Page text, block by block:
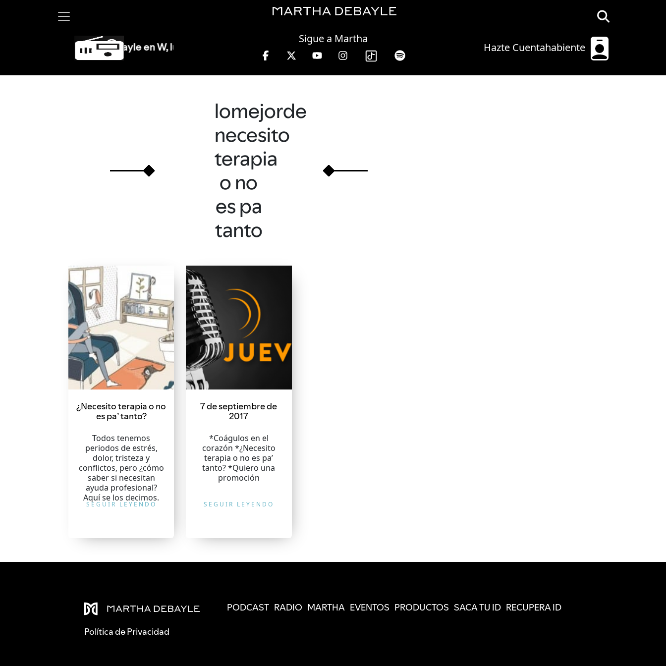
Hazte Cuentahabiente
Sigue a Martha
Martha Debayle en W, lunes a viernes de 10 a 13 hrs.
lomejorde
necesito
terapia
o no
es pa
tanto
¿Necesito terapia o no
es pa’ tanto?
Todos tenemos
periodos de estrés,
dolor, tristeza y
conflictos, pero ¿cómo
saber si necesitan
ayuda profesional?
Aquí se los decimos.
SEGUIR LEYENDO
7 de septiembre de
2017
*Coágulos en el
corazón *¿Necesito
terapia o no es pa’
tanto? *Quiero una
promoción
SEGUIR LEYENDO
Política de Privacidad
PODCAST RADIO MARTHA EVENTOS PRODUCTOS SACA TU ID RECUPERA ID